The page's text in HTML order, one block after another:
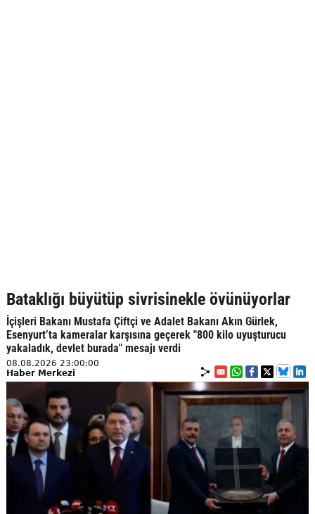
Bataklığı büyütüp sivrisinekle övünüyorlar
İçişleri Bakanı Mustafa Çiftçi ve Adalet Bakanı Akın Gürlek,
Esenyurt’ta kameralar karşısına geçerek "800 kilo uyuşturucu
yakaladık, devlet burada" mesajı verdi
08.08.2026 23:00:00
Haber Merkezi